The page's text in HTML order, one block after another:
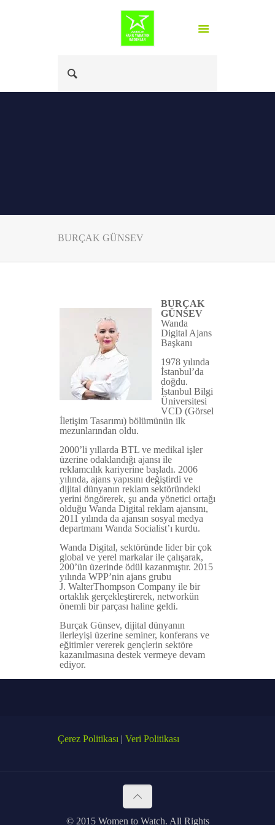
BURÇAK GÜNSEV
BURÇAK
GÜNSEV
Wanda
Digital Ajans
Başkanı
1978 yılında
İstanbul’da
doğdu.
İstanbul Bilgi
Üniversitesi
VCD (Görsel
İletişim Tasarımı) bölümünün ilk
mezunlarından oldu.
2000’li yıllarda BTL ve medikal işler
üzerine odaklandığı ajansı ile
reklamcılık kariyerine başladı. 2006
yılında, ajans yapısını değiştirdi ve
dijital dünyanın reklam sektöründeki
yerini öngörerek, şu anda yönetici ortağı
olduğu Wanda Digital reklam ajansını,
2011 yılında da ajansın sosyal medya
departmanı Wanda Socialist’ı kurdu.
Wanda Digital, sektöründe lider bir çok
global ve yerel markalar ile çalışarak,
200’ün üzerinde ödül kazanmıştır. 2015
yılında WPP’nin ajans grubu
J. WalterThompson Company ile bir
ortaklık gerçekleştirerek, networkün
önemli bir parçası haline geldi.
Burçak Günsev, dijital dünyanın
ilerleyişi üzerine seminer, konferans ve
eğitimler vererek gençlerin sektöre
kazanılmasına destek vermeye devam
ediyor.
Çerez Politikası | Veri Politikası
© 2015 Women to Watch. All Rights